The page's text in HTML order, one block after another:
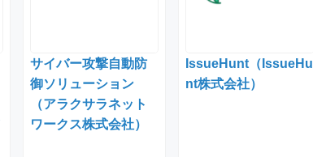
サイバー攻撃自動防
御ソリューション
（アラクサラネット
ワークス株式会社）
IssueHunt（IssueHu
nt株式会社）